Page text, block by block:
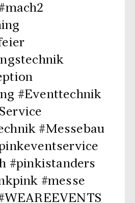
#Eventtechnik
#Messebau
#pinkistanders
#messe